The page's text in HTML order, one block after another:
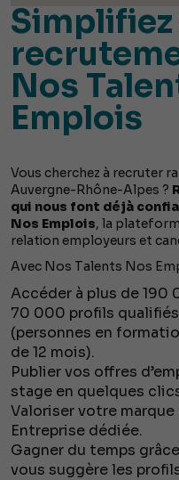
Simplifiez
Nos
Emplois
Vous cherchez à recruter
Auvergne-Rhône-Alpes ?
qui nous font déjà
Nos Emplois, la
relation employeurs et
Avec Nos Talents Nos
Accéder à plus de
70 000 profils
(personnes en
de 12 mois).
Publier vos offres
stage en quelques
Valoriser votre marque
Entreprise dédiée.
Gagner du temps
vous suggère les